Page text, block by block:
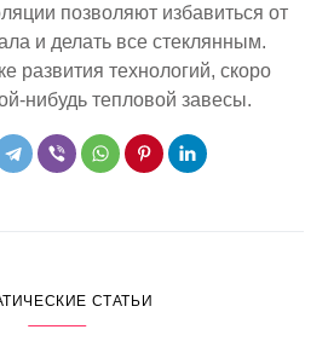
позволяют избавиться от
и делать все стеклянным.
развития технологий, скоро
нибудь тепловой завесы.
СТАТЬИ